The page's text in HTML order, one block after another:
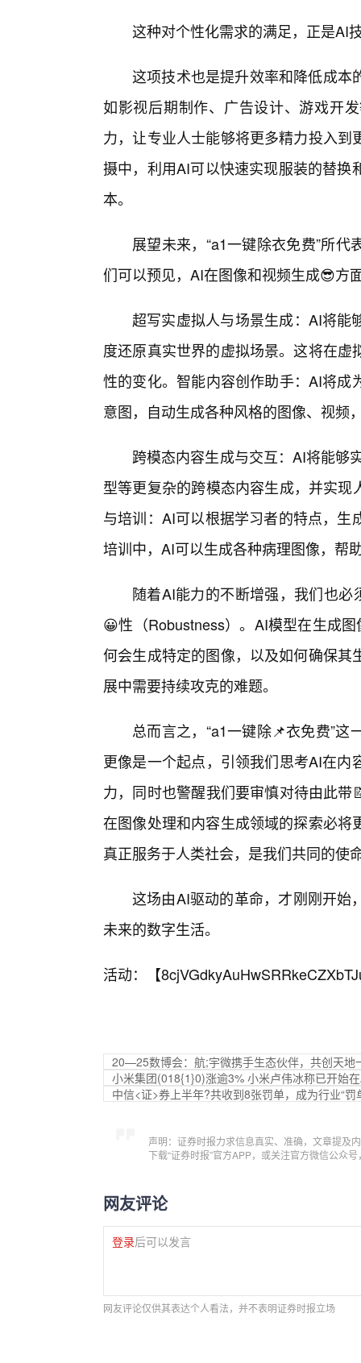
这种对个性化需求的满足，正是AI
这项技术也是提升效率和降低成本
如影视后期制作、广告设计、游戏开
力，让专业人士能够将更多精力投入
摄中，利用AI可以快速实现服装的替
本。
展望未来，“a1一键除衣免费”所
们可以预见，AI在图像和视频生成😎方
超写实虚拟人与场景生成：AI将能
度还原真实世界的虚拟场景。这将在
性的变化。智能内容创作助手：AI将
意图，自动生成各种风格的图像、视频
跨模态内容生成与交互：AI将能够
型等更复杂的跨模态内容生成，并实
与培训：AI可以根据学习者的特点，
培训中，AI可以生成各种病理图像，帮
随着AI能力的不断增强，我们也
😀性（Robustness）。AI模型在生成
何会生成特定的图像，以及如何确保
展中需要持续攻克的难题。
总而言之，“a1一键除📌衣免费”
更像是一个起点，引领我们思考AI在
力，同时也警醒我们要审慎对待由此
在图像处理和内容生成领域的探索必
真正服务于人类社会，是我们共同的使
这场由AI驱动的革命，才刚刚开始
未来的数字生活。
活动：【
20—25数博会：航;宇微携手生态伙伴，共创天地
小米集团(018{1}0)涨逾3% 小米卢伟冰称已开始
中信<证>券上半年?共收到8张罚单，成为行业“罚
声明：证券时报力求信息真实、准确，文章提及
下载“证券时报”官方APP，或关注官方微信公众
网友评论
登录后可以发言
网友评论仅供其表达个人看法，并不表明证券时报立场